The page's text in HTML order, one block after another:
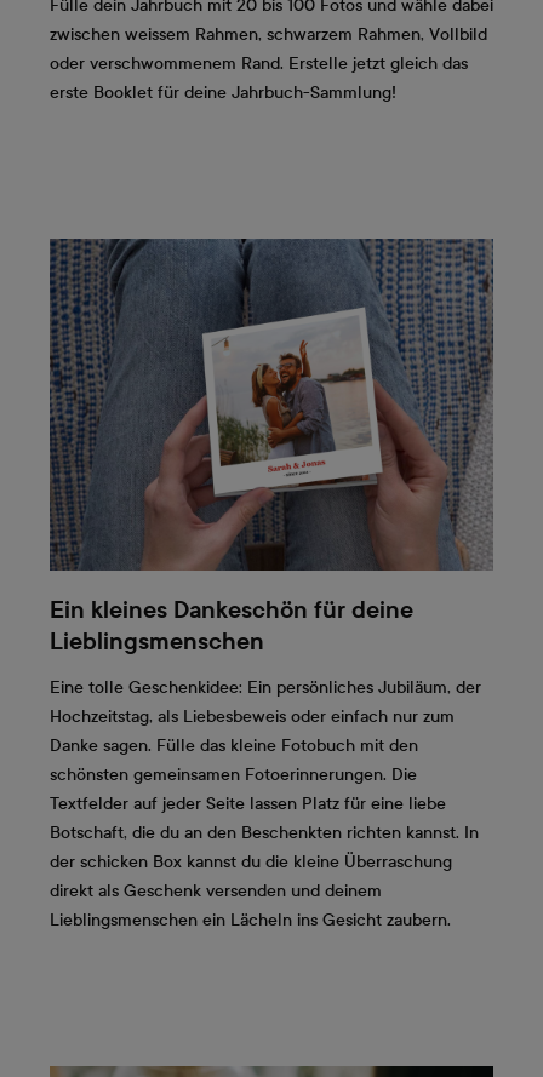
Fülle dein Jahrbuch mit 20 bis 100 Fotos und wähle dabei
zwischen weissem Rahmen, schwarzem Rahmen, Vollbild
oder verschwommenem Rand. Erstelle jetzt gleich das
erste Booklet für deine Jahrbuch-Sammlung!
Ein kleines Dankeschön für deine
Lieblingsmenschen
Eine tolle Geschenkidee: Ein persönliches Jubiläum, der
Hochzeitstag, als Liebesbeweis oder einfach nur zum
Danke sagen. Fülle das kleine Fotobuch mit den
schönsten gemeinsamen Fotoerinnerungen. Die
Textfelder auf jeder Seite lassen Platz für eine liebe
Botschaft, die du an den Beschenkten richten kannst. In
der schicken Box kannst du die kleine Überraschung
direkt als Geschenk versenden und deinem
Lieblingsmenschen ein Lächeln ins Gesicht zaubern.